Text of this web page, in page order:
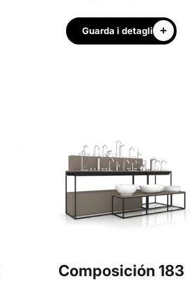
Guarda i detagli
Composición 183